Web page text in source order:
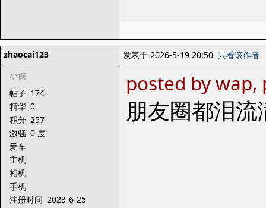
zhaocai123
小侠
帖子 174
精华 0
积分 257
激骚 0 度
爱车
主机
相机
手机
注册时间 2023-6-25
发表于 2026-5-19 20:50 只看该作者
posted by
朋友圈都泪